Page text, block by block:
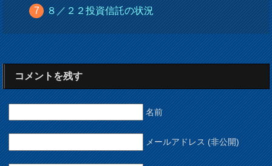
８／２２投資信託の状況
コメントを残す
名前
メールアドレス (非公開)